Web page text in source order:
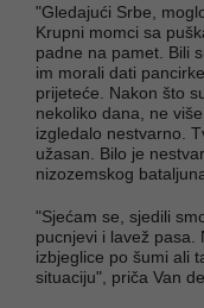
"Gledajući Srbe,
Krupni momci sa
padne na pamet. Bili
im morali dati
prijeteće. Nakon što
nekoliko dana, ne
izgledalo nestvarno.
užasan. Bilo je
nizozemskog
"Sjećam se, sjedili
pucnjevi i lavež pasa.
izbjeglice po šumi ali
situaciju", priča Van